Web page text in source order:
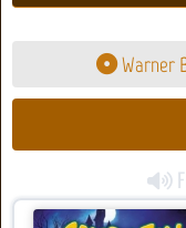
Warner